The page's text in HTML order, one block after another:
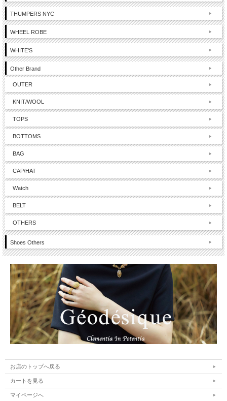
THUMPERS NYC
WHEEL ROBE
WHITE'S
Other Brand
OUTER
KNIT/WOOL
TOPS
BOTTOMS
BAG
CAP/HAT
Watch
BELT
OTHERS
Shoes Others
お店のトップへ戻る
カートを見る
マイページへ